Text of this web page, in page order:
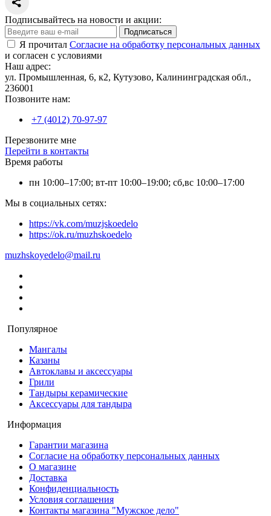
Подписывайтесь на новости и акции:
Подписаться
Я прочитал Согласие на обработку персональных данных
и согласен с условиями
Наш адрес:
ул. Промышленная, 6, к2, Кутузово, Калининградская обл.,
236001
Позвоните нам:
+7 (4012) 70-97-97
Перезвоните мне
Перейти в контакты
Время работы
пн 10:00–17:00; вт-пт 10:00–19:00; сб,вс 10:00–17:00
Мы в социальных сетях:
https://vk.com/muzjskoedelo
https://ok.ru/muzhskoedelo
muzhskoyedelo@mail.ru
Популярное
Мангалы
Казаны
Автоклавы и аксессуары
Грили
Тандыры керамические
Аксессуары для тандыра
Информация
Гарантии магазина
Согласие на обработку персональных данных
О магазине
Доставка
Конфиденциальность
Условия соглашения
Контакты магазина "Мужское дело"